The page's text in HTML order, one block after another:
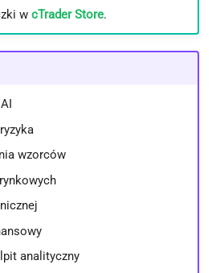
한국어
w cTrader Store.
wzorców
analityczny